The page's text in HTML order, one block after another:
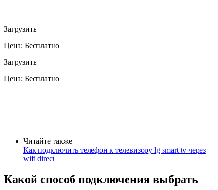
Загрузить
Цена: Бесплатно
Загрузить
Цена: Бесплатно
Читайте также:
Как подключить телефон к телевизору lg smart tv через
wifi direct
Какой способ подключения выбрать